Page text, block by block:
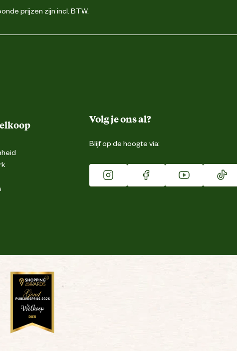
prijzen zijn incl. BTW.
Volg je ons al?
Blijf op de hoogte via: